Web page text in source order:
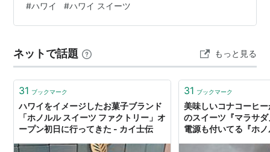
Alley)』というレストランの手作りケーキがとても美味し
くて人気なのです。 アイエアボウルは、地元の家族連れ
ング場です。 ピンが倒れる音や歓声が響く賑やかで少し
騒がしい店内のテーブルからはボウリングレーンが見え
るので、食事をし…
#ハワイ #ハワイ スイーツ
ネットで話題 もっと見る
31 ブックマーク
ハワイをイメージしたお菓子ブランド
「ホノルル スイーツ ファクトリー」オ
ープン初日に行ってきた - カイ士伝
31 ブックマーク
美味しいコナコーヒ
のスイーツ『マラサ
電源も付いてる『ホ